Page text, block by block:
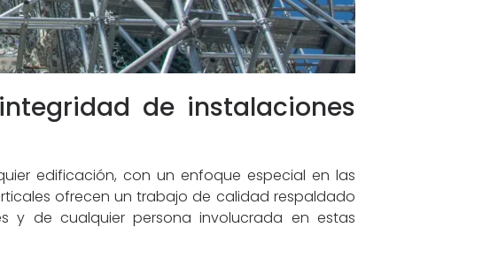
de instalaciones
edificación, con un enfoque especial en las
ofrecen un trabajo de calidad respaldado
y de cualquier persona involucrada en estas